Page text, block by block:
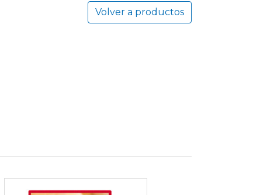
Volver a productos